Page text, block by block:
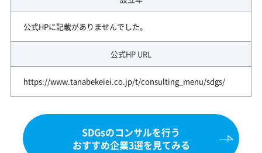
公式HPに記載がありませんでした。
公式HP URL
https://www.tanabekeiei.co.jp/t/consulting_menu/sdgs/
SDGsのコンサルを行う
おすすめ企業3選を見てみる